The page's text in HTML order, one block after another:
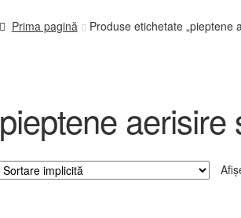
Prima pagină Produse etichetate „pieptene
pieptene aerisire